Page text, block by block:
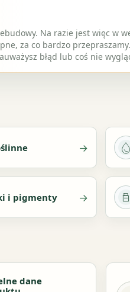
Na razie jest więc w
za co bardzo
błąd lub coś nie
→
i pigmenty →
dane